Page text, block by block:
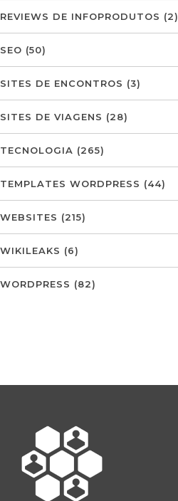
REVIEWS DE INFOPRODUTOS (2)
SEO (50)
SITES DE ENCONTROS (3)
SITES DE VIAGENS (28)
TECNOLOGIA (265)
TEMPLATES WORDPRESS (44)
WEBSITES (215)
WIKILEAKS (6)
WORDPRESS (82)